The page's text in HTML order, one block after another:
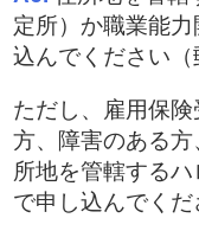
定所）か職業能
込んでください（
ただし、雇用保
方、障害のある
所地を管轄する
で申し込んでくだ